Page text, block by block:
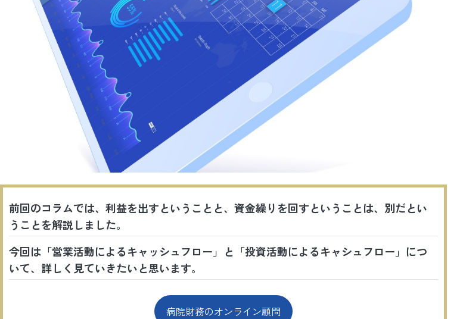
前回のコラムでは、利益を出すということと、資金繰りを回すということは、別だとい
うことを解説しました。
今回は「営業活動によるキャッシュフロー」と「投資活動によるキャシュフロー」につ
いて、詳しく見ていきたいと思います。
病院財務のオンライン顧問